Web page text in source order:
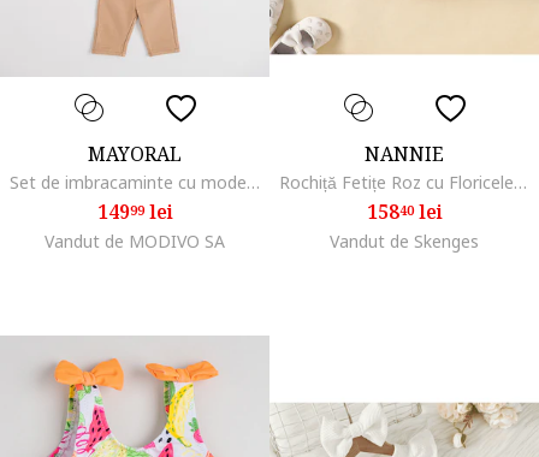
MAYORAL
Set de imbracaminte cu model grafic - 3 piese, Alb/Caramel
14999lei
Vandut de MODIVO SA
NANNIE
Rochiță Fetițe Roz cu Floricele Daria
15840lei
Vandut de Skenges